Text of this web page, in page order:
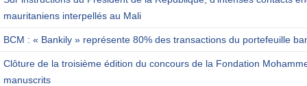
mauritaniens interpellés au Mali
BCM : « Bankily » représente 80% des transactions du portefeuille
Clôture de la troisième édition du concours de la Fondation
manuscrits